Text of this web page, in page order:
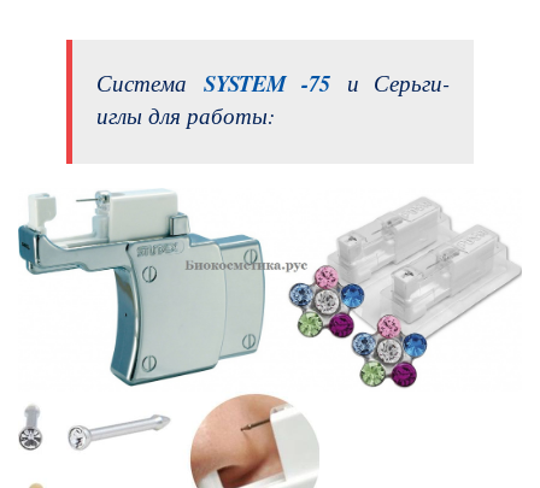
Система SYSTEM -75 и Серьги-
иглы для работы: